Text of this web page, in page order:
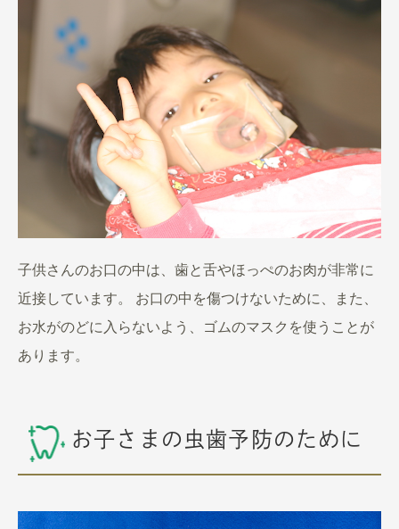
子供さんのお口の中は、歯と舌やほっぺのお肉が非常に
近接しています。 お口の中を傷つけないために、また、
お水がのどに入らないよう、ゴムのマスクを使うことが
あります。
お子さまの虫歯予防のために